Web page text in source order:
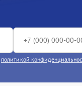
политикой